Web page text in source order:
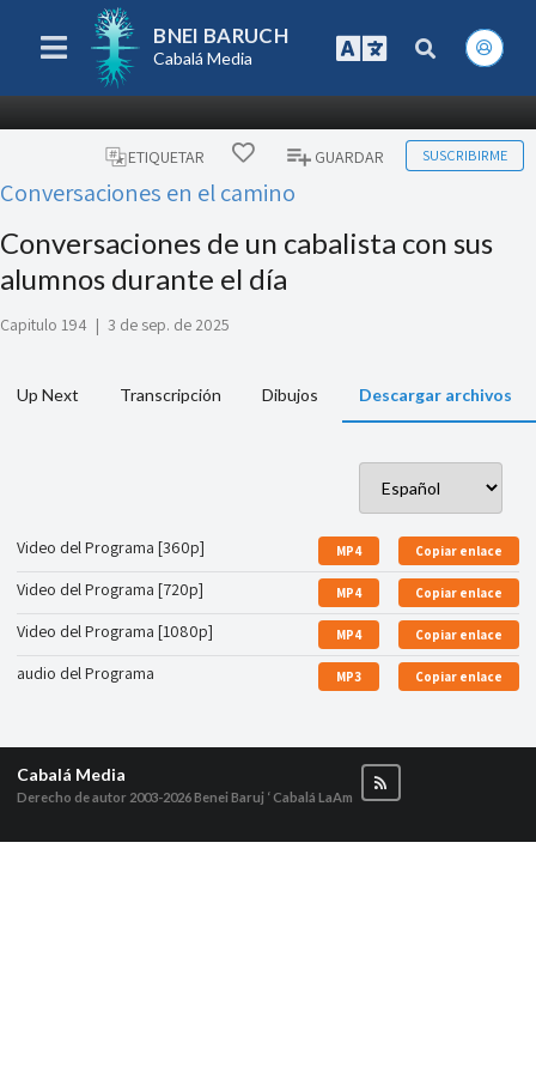
BNEI BARUCH
Cabalá Media
ETIQUETAR GUARDAR SUSCRIBIRME
Conversaciones en el camino
Conversaciones de un cabalista con sus
alumnos durante el día
Capitulo 194 | 3 de sep. de 2025
Up Next Transcripción Dibujos Descargar archivos
Video del Programa [360p] MP4 Copiar enlace
Video del Programa [720p] MP4 Copiar enlace
Video del Programa [1080p] MP4 Copiar enlace
audio del Programa MP3 Copiar enlace
Cabalá Media
Derecho de autor 2003-2026Benei Baruj ‘ Cabalá LaAm